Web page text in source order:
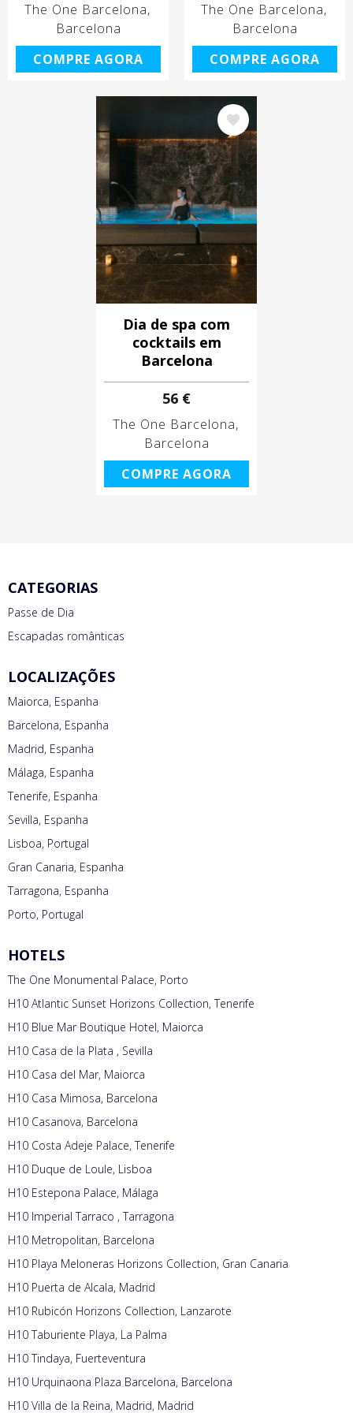
The One Barcelona
Barcelona
COMPRE AGORA
The One Barcelona
Barcelona
COMPRE AGORA
Imagem
Dia de spa com
cocktails em
Barcelona
56 €
The One Barcelona
Barcelona
COMPRE AGORA
CATEGORIAS
Passe de Dia
Escapadas românticas
LOCALIZAÇÕES
Maiorca, Espanha
Barcelona, Espanha
Madrid, Espanha
Málaga, Espanha
Tenerife, Espanha
Sevilla, Espanha
Lisboa, Portugal
Gran Canaria, Espanha
Tarragona, Espanha
Porto, Portugal
HOTELS
The One Monumental Palace, Porto
H10 Atlantic Sunset Horizons Collection, Tenerife
H10 Blue Mar Boutique Hotel, Maiorca
H10 Casa de la Plata , Sevilla
H10 Casa del Mar, Maiorca
H10 Casa Mimosa, Barcelona
H10 Casanova, Barcelona
H10 Costa Adeje Palace, Tenerife
H10 Duque de Loule, Lisboa
H10 Estepona Palace, Málaga
H10 Imperial Tarraco , Tarragona
H10 Metropolitan, Barcelona
H10 Playa Meloneras Horizons Collection, Gran Canaria
H10 Puerta de Alcala, Madrid
H10 Rubicón Horizons Collection, Lanzarote
H10 Taburiente Playa, La Palma
H10 Tindaya, Fuerteventura
H10 Urquinaona Plaza Barcelona, Barcelona
H10 Villa de la Reina, Madrid, Madrid